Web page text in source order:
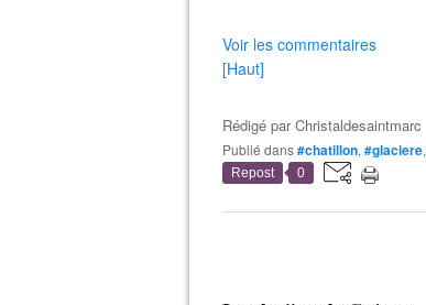
Voir les commentaires
[Haut]
Rédigé parChristaldesaintmarc
Publié dans#chatillon, #glaciere,
Repost 0